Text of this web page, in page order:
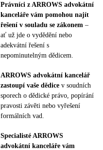
Právníci z ARROWS advokátní
kanceláře vám pomohou najít
řešení v souladu se zákonem –
ať už jde o vydědění nebo
adekvátní řešení s
nepominutelným dědicem.
ARROWS advokátní kancelář
zastoupí vaše dědice v soudních
sporech o dědické právo, popírání
pravosti závěti nebo vyřešení
formálních vad.
Specialisté ARROWS
advokátní kanceláře vám